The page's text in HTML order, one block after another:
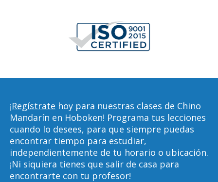
¡Regístrate hoy para nuestras clases de Chino
Mandarín en Hoboken! Programa tus lecciones
cuando lo desees, para que siempre puedas
encontrar tiempo para estudiar,
independientemente de tu horario o ubicación.
¡Ni siquiera tienes que salir de casa para
encontrarte con tu profesor!